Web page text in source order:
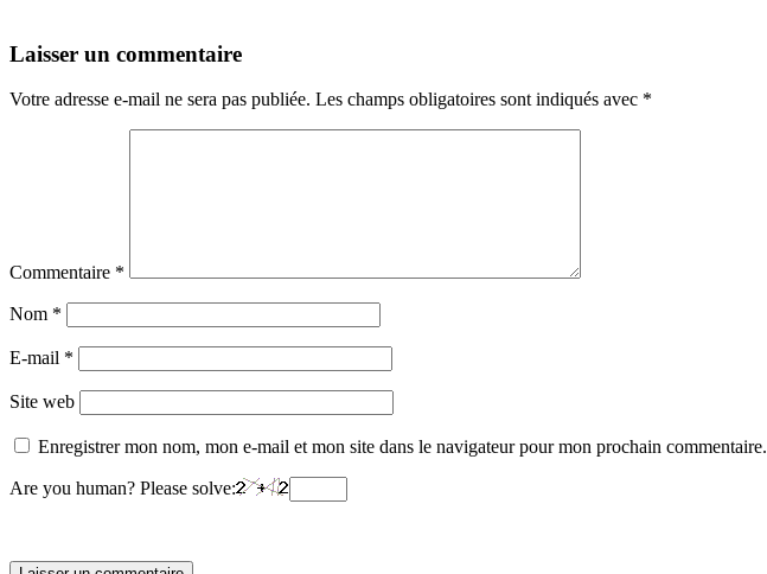
Laisser un commentaire
Votre adresse e-mail ne sera pas publiée. Les champs obligatoires sont indiqués avec *
Commentaire *
Nom *
E-mail *
Site web
Enregistrer mon nom, mon e-mail et mon site dans le navigateur pour mon prochain commentaire.
Are you human? Please solve: